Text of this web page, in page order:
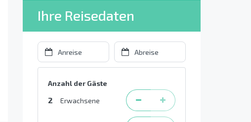
Ihre Reisedaten
Anzahl der Gäste
2 Erwachsene